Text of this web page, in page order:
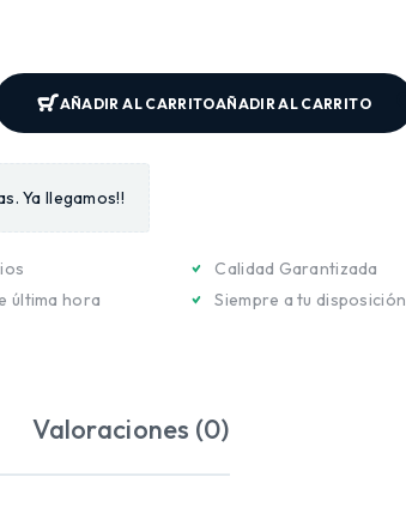
AÑADIR AL CARRITOAÑADIR AL CARRITO
Ya llegamos!!
última hora
Calidad Garantizada
Siempre a tu disposición
Valoraciones (0)